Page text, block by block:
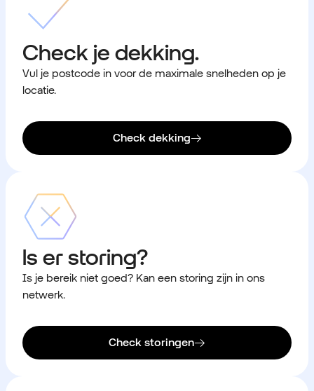
Check je dekking.
Vul je postcode in voor de maximale snelheden op je
locatie.
Check dekking
Is er storing?
Is je bereik niet goed? Kan een storing zijn in ons
netwerk.
Check storingen